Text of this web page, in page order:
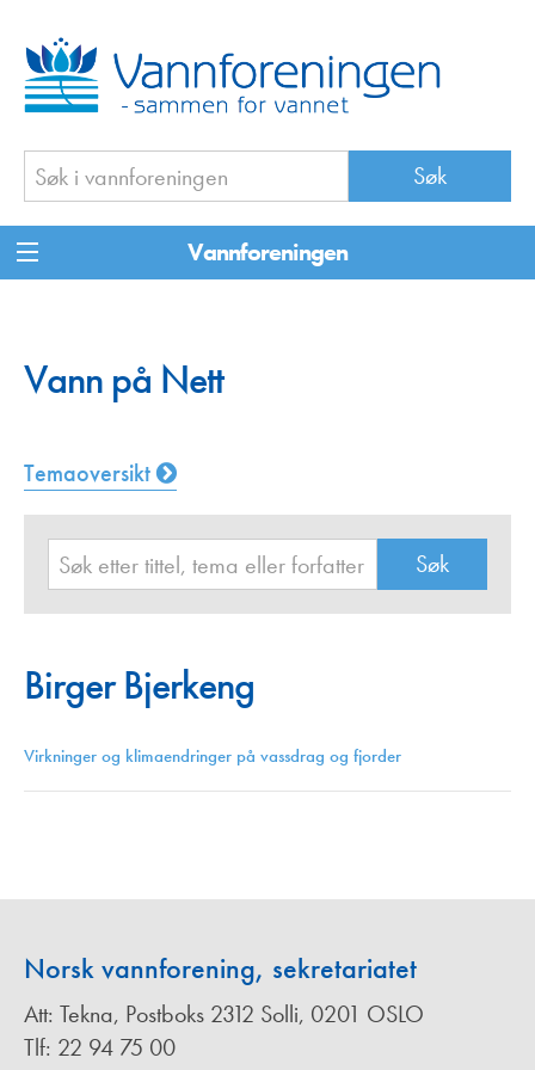
Vannforeningen
Vann på Nett
Temaoversikt
Birger Bjerkeng
Virkninger og klimaendringer på vassdrag og fjorder
Norsk vannforening, sekretariatet
Att: Tekna, Postboks 2312 Solli, 0201 OSLO
Tlf: 22 94 75 00